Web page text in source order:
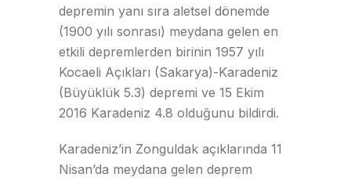
depremin yanı sıra aletsel dönemde
(1900 yılı sonrası) meydana gelen en
etkili depremlerden birinin 1957 yılı
Kocaeli Açıkları (Sakarya)-Karadeniz
(Büyüklük 5.3) depremi ve 15 Ekim
2016 Karadeniz 4.8 olduğunu bildirdi.
Karadeniz’in Zonguldak açıklarında 11
Nisan’da meydana gelen deprem